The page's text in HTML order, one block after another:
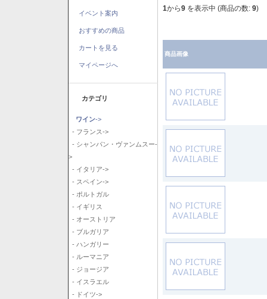
イベント案内
おすすめの商品
カートを見る
マイページへ
カテゴリ
ワイン->
- フランス->
- シャンパン・ヴァンムスー-
>
- イタリア->
- スペイン->
- ポルトガル
- イギリス
- オーストリア
- ブルガリア
- ハンガリー
- ルーマニア
- ジョージア
- イスラエル
- ドイツ->
1から9 を表示中 (商品の数: 9)
商品画像